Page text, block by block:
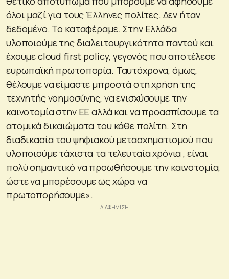
όλοι μαζί για τους Έλληνες πολίτες. Δεν ήταν
δεδομένο. Το καταφέραμε. Στην Ελλάδα
υλοποιούμε της διαλειτουργικότητα παντού και
έχουμε cloud first policy, γεγονός που αποτέλεσε
ευρωπαϊκή πρωτοπορία. Ταυτόχρονα, όμως,
θέλουμε να είμαστε μπροστά στη χρήση της
τεχνητής νοημοσύνης, να ενισχύσουμε την
καινοτομία στην ΕΕ αλλά και να προασπίσουμε τα
ατομικά δικαιώματα του κάθε πολίτη. Στη
διαδικασία του ψηφιακού μετασχηματισμού που
υλοποιούμε τάχιστα τα τελευταία χρόνια , είναι
πολύ σημαντικό να προωθήσουμε την καινοτομία,
ώστε να μπορέσουμε ως χώρα να
πρωτοπορήσουμε».